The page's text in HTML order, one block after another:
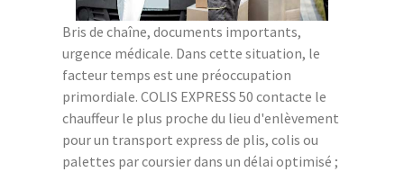
Bris de chaîne, documents importants,
urgence médicale. Dans cette situation, le
facteur temps est une préoccupation
primordiale. COLIS EXPRESS 50 contacte le
chauffeur le plus proche du lieu d'enlèvement
pour un transport express de plis, colis ou
palettes par coursier dans un délai optimisé ;